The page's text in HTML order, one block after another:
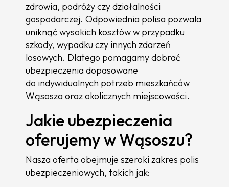
zdrowia, podróży czy działalności
gospodarczej. Odpowiednia polisa pozwala
uniknąć wysokich kosztów w przypadku
szkody, wypadku czy innych zdarzeń
losowych. Dlatego pomagamy dobrać
ubezpieczenia dopasowane
do indywidualnych potrzeb mieszkańców
Wąsosza oraz okolicznych miejscowości.
Jakie ubezpieczenia
oferujemy w Wąsoszu?
Nasza oferta obejmuje szeroki zakres polis
ubezpieczeniowych, takich jak: